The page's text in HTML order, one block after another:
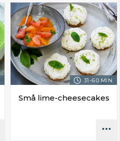
31-60 MIN.
Små lime-cheesecakes